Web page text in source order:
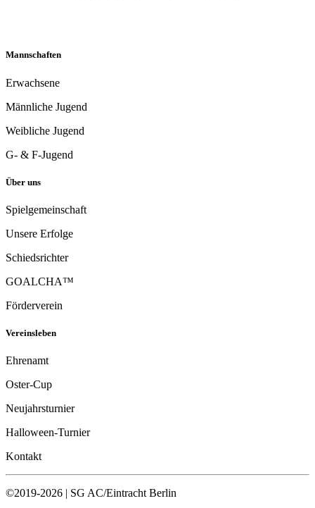
Mannschaften
Erwachsene
Männliche Jugend
Weibliche Jugend
G- & F-Jugend
Über uns
Spielgemeinschaft
Unsere Erfolge
Schiedsrichter
GOALCHA™
Förderverein
Vereinsleben
Ehrenamt
Oster-Cup
Neujahrsturnier
Halloween-Turnier
Kontakt
©2019-2026 | SG AC/Eintracht Berlin